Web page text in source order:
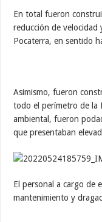
En total fueron
reducción de velocidad
Pocaterra, en sentido
Asimismo, fueron
todo el perímetro de la
ambiental, fueron
que presentaban
El personal a cargo de
mantenimiento y